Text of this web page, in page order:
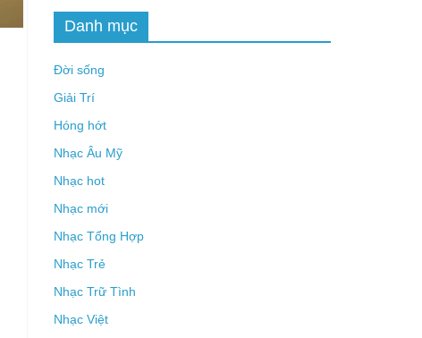
Danh mục
Đời sống
Giải Trí
Hóng hớt
Nhạc Âu Mỹ
Nhạc hot
Nhạc mới
Nhạc Tổng Hợp
Nhạc Trẻ
Nhạc Trữ Tình
Nhạc Việt